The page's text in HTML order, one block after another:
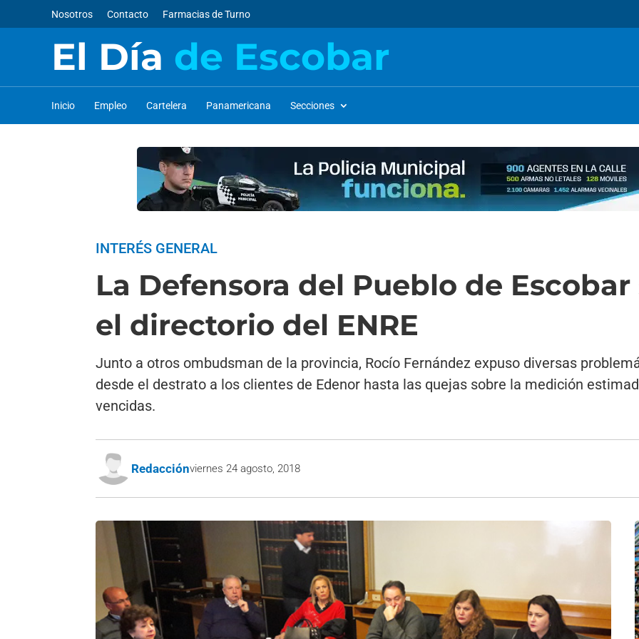
Nosotros Contacto Farmacias de Turno
El Día de Escobar
Inicio Empleo Cartelera Panamericana Secciones
INTERÉS GENERAL
La Defensora del Pueblo de
el directorio del ENRE
Junto a otros ombudsman de la provincia, Rocío Fernández expuso diversas
desde el destrato a los clientes de Edenor hasta las quejas sobre la medición
vencidas.
Redacciónviernes 24 agosto, 2018